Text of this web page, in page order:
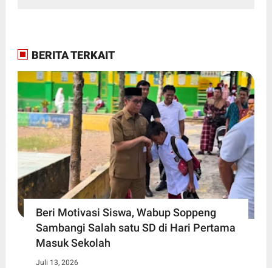
BERITA TERKAIT
Beri Motivasi Siswa, Wabup Soppeng
Sambangi Salah satu SD di Hari Pertama
Masuk Sekolah
Juli 13, 2026